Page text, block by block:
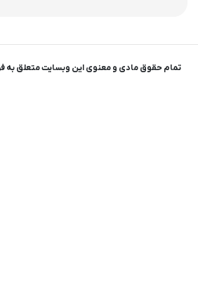
تمام حقوق مادی و معنوی این وبسایت متعلق به